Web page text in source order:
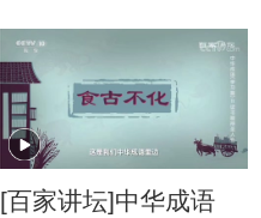
[百家讲坛]中华成语